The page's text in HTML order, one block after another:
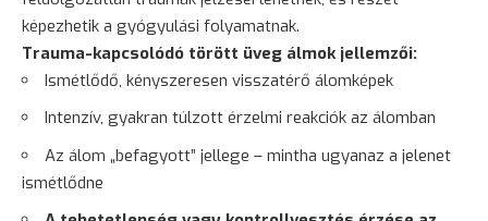
képezhetik a gyógyulási folyamatnak.
Trauma-kapcsolódó törött üveg álmok jellemzői:
Ismétlődő, kényszeresen visszatérő álomképek
Intenzív, gyakran túlzott érzelmi reakciók az álomban
Az álom „befagyott” jellege – mintha ugyanaz a jelenet
ismétlődne